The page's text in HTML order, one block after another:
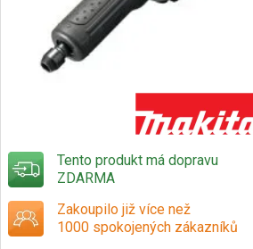
Tento produkt má dopravu
ZDARMA
Zakoupilo již více než
1000 spokojených zákazníků